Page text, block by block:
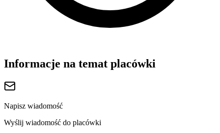
Informacje na temat placówki
Napisz wiadomość
Wyślij wiadomość do placówki